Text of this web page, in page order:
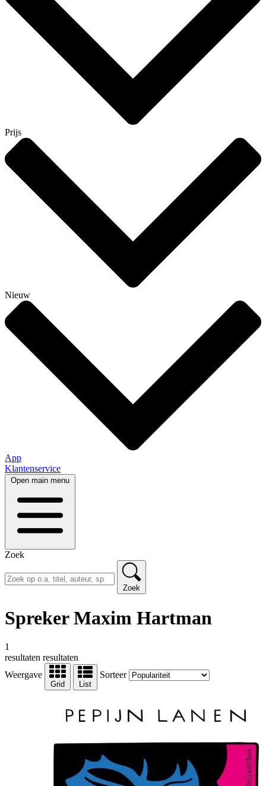
Prijs
Nieuw
App
Klantenservice
Open main menu
Zoek
Zoek
Spreker Maxim Hartman
1
resultaten resultaten
Weergave
Grid List
Sorteer